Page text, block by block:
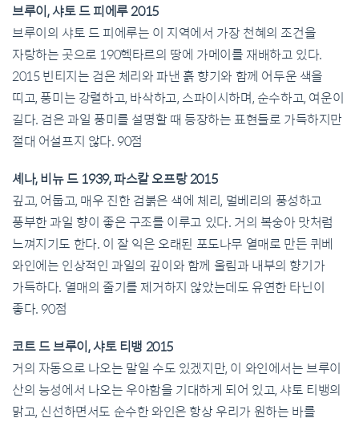
브루이, 샤토 드 피에루 2015
브루이의 샤토 드 피에루는 이 지역에서 가장 천혜의 조건을
자랑하는 곳으로 190헥타르의 땅에 가메이를 재배하고 있다.
2015 빈티지는 검은 체리와 파낸 흙 향기와 함께 어두운 색을
띠고, 풍미는 강렬하고, 바삭하고, 스파이시하며, 순수하고, 여운이
길다. 검은 과일 풍미를 설명할 때 등장하는 표현들로 가득하지만
절대 어설프지 않다. 90점
셰나, 비뉴 드 1939, 파스칼 오프랑 2015
깊고, 어둡고, 매우 진한 검붉은 색에 체리, 멀베리의 풍성하고
풍부한 과일 향이 좋은 구조를 이루고 있다. 거의 복숭아 맛처럼
느껴지기도 한다. 이 잘 익은 오래된 포도나무 열매로 만든 퀴베
와인에는 인상적인 과일의 깊이와 함께 울림과 내부의 향기가
가득하다. 열매의 줄기를 제거하지 않았는데도 유연한 타닌이
좋다. 90점
코트 드 브루이, 샤토 티뱅 2015
거의 자동으로 나오는 말일 수도 있겠지만, 이 와인에서는 브루이
산의 능성에서 나오는 우아함을 기대하게 되어 있고, 샤토 티뱅의
맑고, 신선하면서도 순수한 와인은 항상 우리가 원하는 바를